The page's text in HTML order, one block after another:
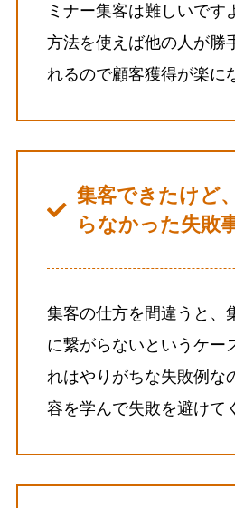
ミナー集客は難しいです
方法を使えば他の人が勝
れるので顧客獲得が楽に
集客できたけど
らなかった失敗
集客の仕方を間違うと、
に繋がらないというケー
れはやりがちな失敗例な
容を学んで失敗を避けて